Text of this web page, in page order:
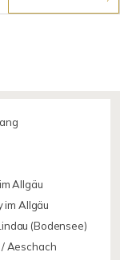
Allgäu
im Allgäu
(Bodensee)
Aeschach